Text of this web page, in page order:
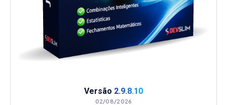
Versão 2.9.8.10
02/08/2026